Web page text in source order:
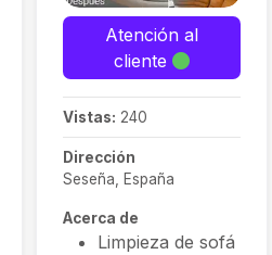
Atención al
cliente
Vistas: 240
Dirección
Seseña, España
Acerca de
Limpieza de sofá